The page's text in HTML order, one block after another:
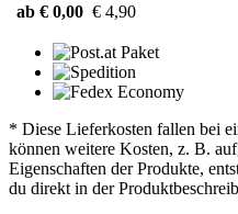
ab € 0,00 € 4,90
* Diese Lieferkosten fallen bei
können weitere Kosten, z. B.
Eigenschaften der Produkte,
du direkt in der